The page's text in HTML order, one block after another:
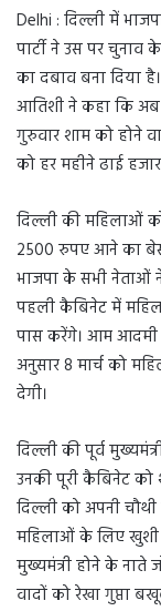
Delhi : दिल्ली में
पार्टी ने उस पर चुनाव
का दबाव बना दिया
आतिशी ने कहा कि अब
गुरुवार शाम को होने
को हर महीने ढाई
दिल्ली की महिलाओं
2500 रुपए आने का
भाजपा के सभी नेताओं
पहली कैबिनेट में
पास करेंगे। आम आदमी
अनुसार 8 मार्च को
देगी।
दिल्ली की पूर्व
उनकी पूरी कैबिनेट
दिल्ली को अपनी
महिलाओं के लिए खुशी
मुख्यमंत्री होने के नाते
वादों को रेखा गुप्ता